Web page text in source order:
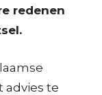
redenen
advies te